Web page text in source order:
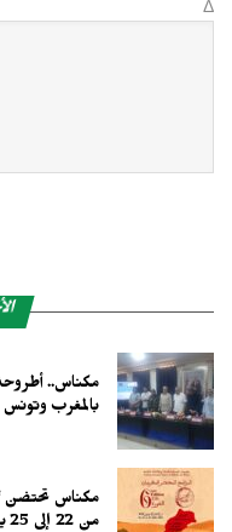
Δ
مكناس..
بالمغرب وتونس
مكناس تحتضن
من 22 إلى 25 يوليوز الجاري